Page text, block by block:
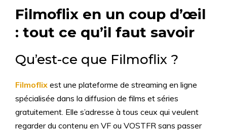
Filmoflix en un coup d’œil
: tout ce qu’il faut savoir
Qu’est-ce que Filmoflix ?
Filmoflix est une plateforme de streaming en ligne
spécialisée dans la diffusion de films et séries
gratuitement. Elle s’adresse à tous ceux qui veulent
regarder du contenu en VF ou VOSTFR sans passer